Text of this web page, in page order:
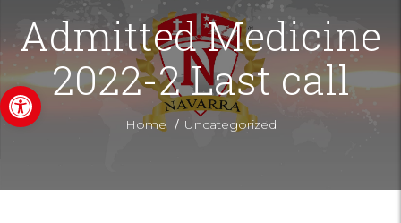
Open toolbar
Admitted Medicine
2022-2 Last call
Home/ Uncategorized